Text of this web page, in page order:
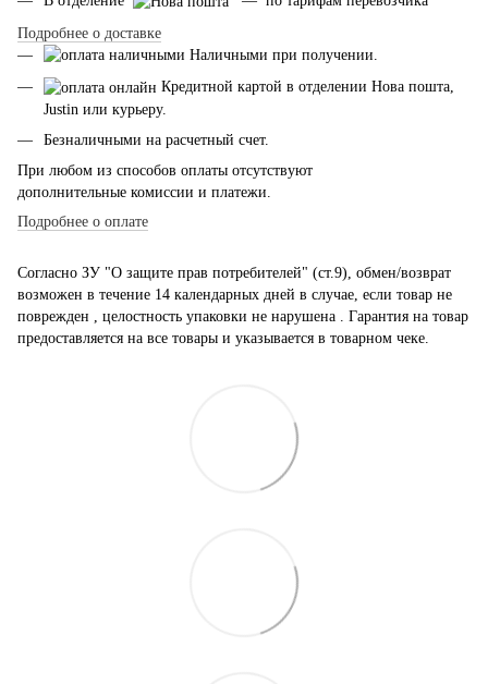
Подробнее о доставке
Наличными при получении.
Кредитной картой в отделении Нова пошта,
Justin или курьеру.
Безналичными на расчетный счет.
При любом из способов оплаты отсутствуют
дополнительные комиссии и платежи.
Подробнее о оплате
Согласно ЗУ "О защите прав потребителей" (ст.9), обмен/возврат
возможен в течение 14 календарных дней в случае, если товар не
поврежден , целостность упаковки не нарушена . Гарантия на товар
предоставляется на все товары и указывается в товарном чеке.